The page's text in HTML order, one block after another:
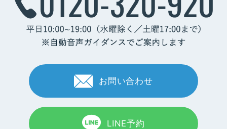
お問い合わせ
LINE予約